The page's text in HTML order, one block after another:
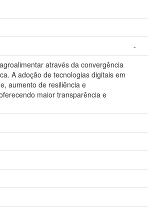
-
através da convergência
A adoção de tecnologias digitais em
aumento de resiliência e
maior transparência e